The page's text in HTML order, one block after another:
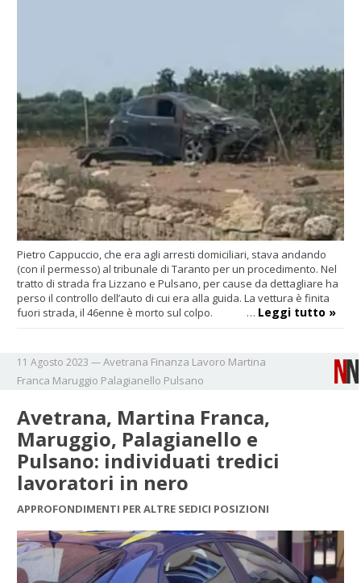
Pietro Cappuccio, che era agli arresti domiciliari, stava andando
(con il permesso) al tribunale di Taranto per un procedimento. Nel
tratto di strada fra Lizzano e Pulsano, per cause da dettagliare ha
perso il controllo dell’auto di cui era alla guida. La vettura è finita
fuori strada, il 46enne è morto sul colpo. … Leggi tutto »
11 Agosto 2023 —Avetrana Finanza Lavoro Martina
Franca Maruggio Palagianello Pulsano
Avetrana, Martina Franca,
Maruggio, Palagianello e
Pulsano: individuati tredici
lavoratori in nero
APPROFONDIMENTI PER ALTRE SEDICI POSIZIONI